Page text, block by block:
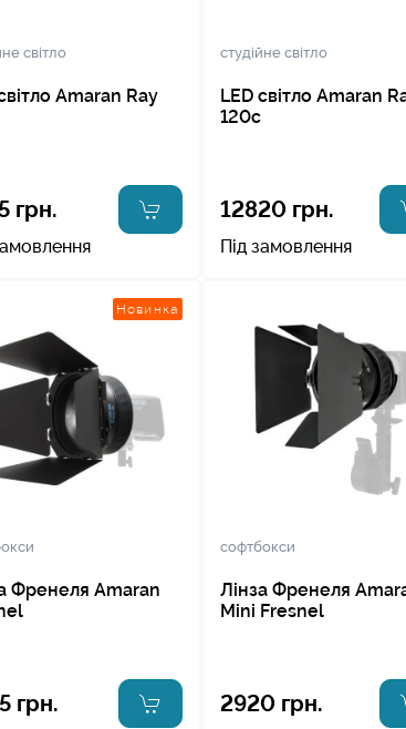
світло
Amaran Ray
грн.
студійне світло
LED світло Amaran
120c
12820 грн.
Під замовлення
Новинка
Френеля Amaran
грн.
софтбокси
Лінза Френеля
Mini Fresnel
2920 грн.